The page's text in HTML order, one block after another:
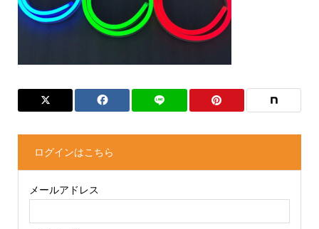
ログインはこちら
メールアドレス